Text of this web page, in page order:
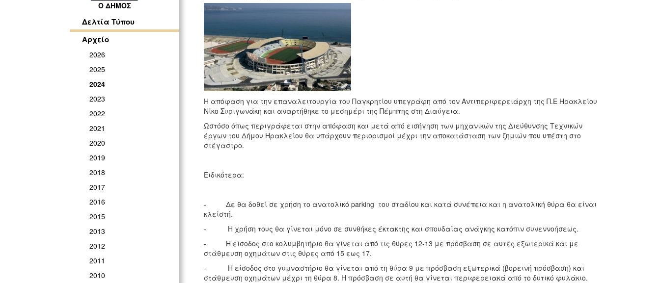
Ο ΔΗΜΟΣ
Δελτία Τύπου
Αρχείο
2026
2025
2024
2023
2022
2021
2020
2019
2018
2017
2016
2015
2013
2012
2011
2010
Η απόφαση για την επαναλειτουργία του Παγκρητίου υπεγράφη από τον Αντιπεριφερειάρχη της Π.Ε Ηρακλείου
Νίκο Συριγωνάκη και αναρτήθηκε το μεσημέρι της Πέμπτης στη Διαύγεια.
Ωστόσο όπως περιγράφεται στην απόφαση και μετά από εισήγηση των μηχανικών της Διεύθυνσης Τεχνικών
έργων του Δήμου Ηρακλείου θα υπάρχουν περιορισμοί μέχρι την αποκατάσταση των ζημιών που υπέστη στο
στέγαστρο.
Ειδικότερα:
- Δε θα δοθεί σε χρήση το ανατολικό parking του σταδίου και κατά συνέπεια και η ανατολική θύρα θα είναι
κλείστή.
- Η χρήση τους θα γίνεται μόνο σε συνθήκες έκτακτης και σπουδαίας ανάγκης κατόπιν συνεννοήσεως.
- Η είσοδος στο κολυμβητήριο θα γίνεται από τις θύρες 12-13 με πρόσβαση σε αυτές εξωτερικά και με
στάθμευση οχημάτων στις θύρες από 15 εως 17.
- Η είσοδος στο γυμναστήριο θα γίνεται από τη θύρα 9 με πρόσβαση εξωτερικά (βορεινή πρόσβαση) και
στάθμευση οχημάτων μέχρι τη θύρα 8. Η πρόσβαση σε αυτή θα γίνεται περιφερειακά από το δυτικό φυλάκιο.